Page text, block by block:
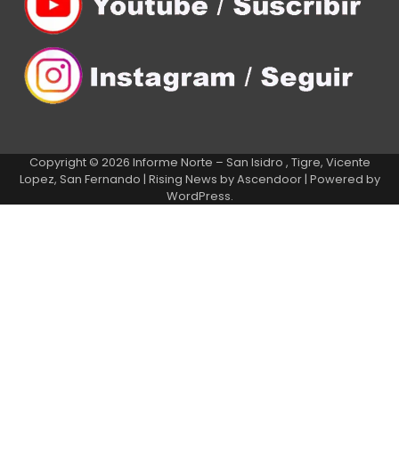
Copyright © 2026 Informe Norte – San Isidro , Tigre, Vicente
Lopez, San Fernando | Rising News byAscendoor| Powered by
WordPress.